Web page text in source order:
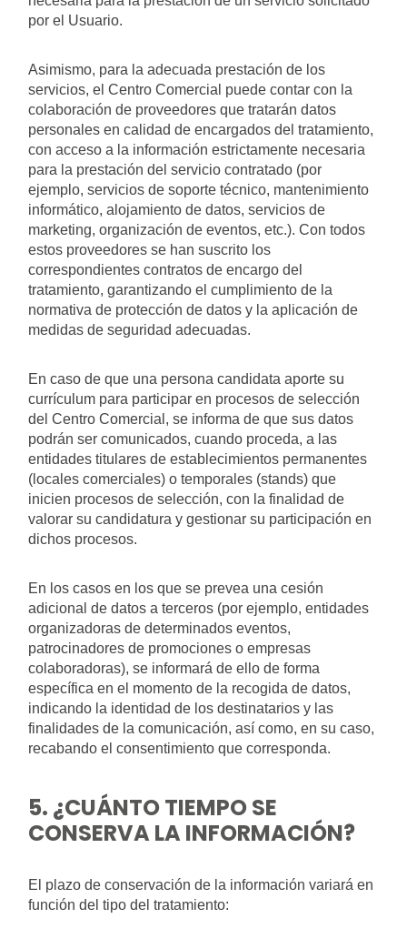
por el Usuario.
Asimismo, para la adecuada prestación de los
servicios, el Centro Comercial puede contar con la
colaboración de proveedores que tratarán datos
personales en calidad de encargados del tratamiento,
con acceso a la información estrictamente necesaria
para la prestación del servicio contratado (por
ejemplo, servicios de soporte técnico, mantenimiento
informático, alojamiento de datos, servicios de
marketing, organización de eventos, etc.). Con todos
estos proveedores se han suscrito los
correspondientes contratos de encargo del
tratamiento, garantizando el cumplimiento de la
normativa de protección de datos y la aplicación de
medidas de seguridad adecuadas.
En caso de que una persona candidata aporte su
currículum para participar en procesos de selección
del Centro Comercial, se informa de que sus datos
podrán ser comunicados, cuando proceda, a las
entidades titulares de establecimientos permanentes
(locales comerciales) o temporales (stands) que
inicien procesos de selección, con la finalidad de
valorar su candidatura y gestionar su participación en
dichos procesos.
En los casos en los que se prevea una cesión
adicional de datos a terceros (por ejemplo, entidades
organizadoras de determinados eventos,
patrocinadores de promociones o empresas
colaboradoras), se informará de ello de forma
específica en el momento de la recogida de datos,
indicando la identidad de los destinatarios y las
finalidades de la comunicación, así como, en su caso,
recabando el consentimiento que corresponda.
5. ¿CUÁNTO TIEMPO SE
CONSERVA LA INFORMACIÓN?
El plazo de conservación de la información variará en
función del tipo del tratamiento: